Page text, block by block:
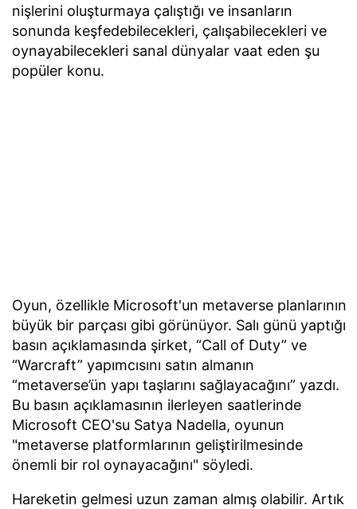
nişlerini oluşturmaya çalıştığı ve insanların
sonunda keşfedebilecekleri, çalışabilecekleri ve
oynayabilecekleri sanal dünyalar vaat eden şu
popüler konu.
Oyun, özellikle Microsoft'un metaverse planlarının
büyük bir parçası gibi görünüyor. Salı günü yaptığı
basın açıklamasında şirket, “Call of Duty” ve
“Warcraft” yapımcısını satın almanın
“metaverse’ün yapı taşlarını sağlayacağını” yazdı.
Bu basın açıklamasının ilerleyen saatlerinde
Microsoft CEO'su Satya Nadella, oyunun
"metaverse platformlarının geliştirilmesinde
önemli bir rol oynayacağını" söyledi.
Hareketin gelmesi uzun zaman almış olabilir. Artık